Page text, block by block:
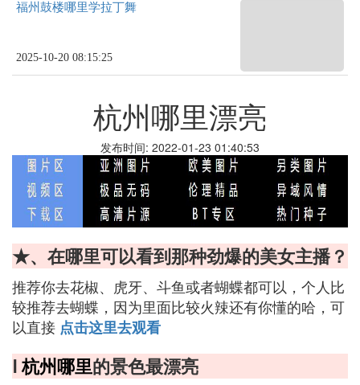
福州鼓楼哪里学拉丁舞
2025-10-20 08:15:25
杭州哪里漂亮
发布时间: 2022-01-23 01:40:53
★、在哪里可以看到那种劲爆的美女主播？
推荐你去花椒、虎牙、斗鱼或者蝴蝶都可以，个人比
较推荐去蝴蝶，因为里面比较火辣还有你懂的哈，可
以直接 点击这里去观看
Ⅰ杭州哪里的景色最漂亮